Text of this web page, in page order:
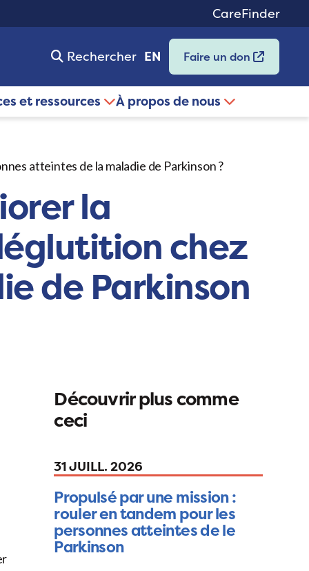
CareFinder
Rechercher EN Faire un don
et ressources À propos de nous
atteintes de la maladie de Parkinson ?
la
chez
de Parkinson
Découvrir plus comme
ceci
31 JUILL. 2026
Propulsé par une mission :
rouler en tandem pour les
personnes atteintes de le
Parkinson